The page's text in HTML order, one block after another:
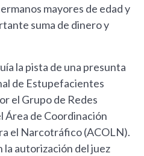
mayores de edad y
suma de dinero y
la pista de una presunta
de Estupefacientes
el Grupo de Redes
Área de Coordinación
el Narcotráfico (ACOLN).
la autorización del juez